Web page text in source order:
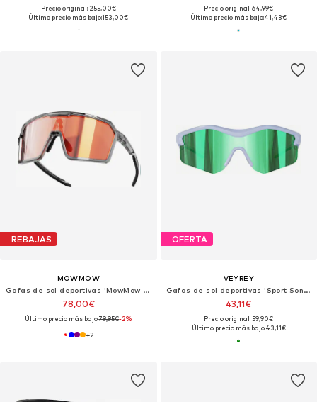
Precio original: 255,00€
Último precio más bajo:153,00€
Precio original: 64,99€
Último precio más bajo:41,43€
REBAJAS
MOWMOW
Gafas de sol deportivas 'MowMow Wizard Sunglasses - Sports Glasses - Photochromic Lens - Men - Women'
78,00€
Último precio más bajo:79,95€-2%
+2
OFERTA
VEYREY
Gafas de sol deportivas 'Sport Sonnenbrillen Tranzes'
43,11€
Precio original: 59,90€
Último precio más bajo:43,11€